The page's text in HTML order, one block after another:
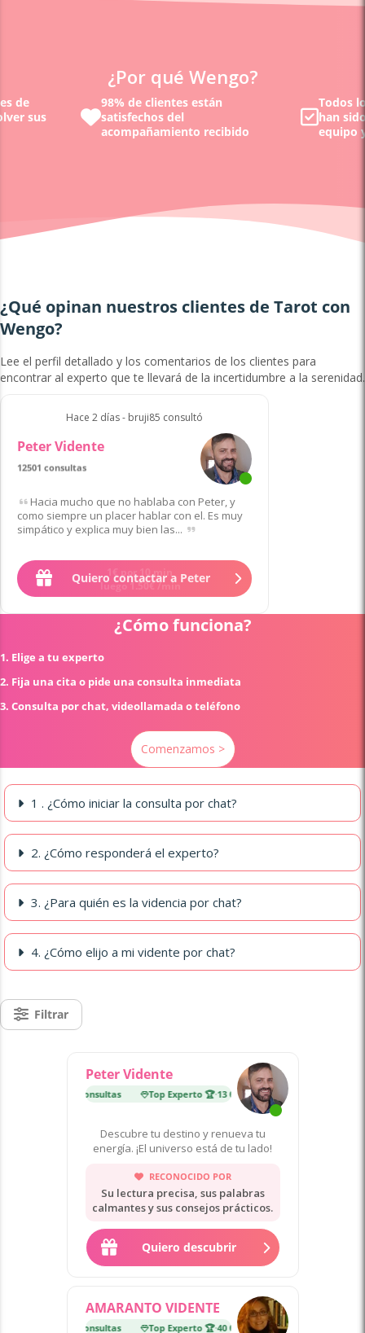
¿Por qué Wengo?
de
sus
98% de clientes están
satisfechos del
acompañamiento recibido
Todos
han
equipo
¿Qué opinan nuestros clientes de Tarot con
Wengo?
Lee el perfil detallado y los comentarios de los clientes para
encontrar al experto que te llevará de la incertidumbre a la serenidad.
Hace 2 días - bruji85 consultó
Peter Vidente
12501 consultas
Hacia mucho que no hablaba con Peter, y
como siempre un placer hablar con el. Es muy
simpático y explica muy bien las...
Quiero contactar a Peter
¿Cómo funciona?
1. Elige a tu experto
2. Fija una cita o pide una consulta inmediata
3. Consulta por chat, videollamada o teléfono
Comenzamos >
1 . ¿Cómo iniciar la consulta por chat?
2. ¿Cómo responderá el experto?
3. ¿Para quién es la videncia por chat?
4. ¿Cómo elijo a mi vidente por chat?
Filtrar
Peter Vidente
13 000 consultas Top Experto 🏆·13 000 consultas
Descubre tu destino y renueva tu
energía. ¡El universo está de tu lado!
RECONOCIDO POR
Su lectura precisa, sus palabras
calmantes y sus consejos prácticos.
Quiero descubrir
AMARANTO VIDENTE
40 000 consultas Top Experto 🏆·40 000 consultas